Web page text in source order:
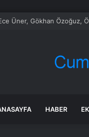
Üner, Gökhan Özoğuz,
HABER